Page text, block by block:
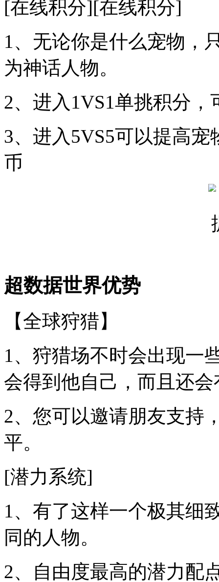
[在线积分][在线积分]
1、无论你是什么宠物，
为神话人物。
2、进入1VS1单挑积分
3、进入5VS5可以提高
币
超数据世界优势
【全球狩猎】
1、狩猎场不时会出现一
会得到他自己，而且还
2、您可以邀请朋友支持
平。
[潜力系统]
1、有了这样一个极其细
同的人物。
2、自由度最高的潜力配